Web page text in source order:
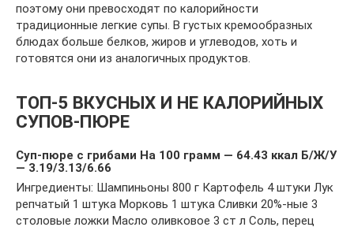
поэтому они превосходят по калорийности
традиционные легкие супы. В густых кремообразных
блюдах больше белков, жиров и углеводов, хоть и
готовятся они из аналогичных продуктов.
ТОП-5 ВКУСНЫХ И НЕ КАЛОРИЙНЫХ
СУПОВ-ПЮРЕ
Суп-пюре с грибами На 100 грамм — 64.43 ккал Б/Ж/У
— 3.19/3.13/6.66
Ингредиенты: Шампиньоны 800 г Картофель 4 штуки Лук
репчатый 1 штука Морковь 1 штука Сливки 20%-ные 3
столовые ложки Масло оливковое 3 ст л Соль, перец